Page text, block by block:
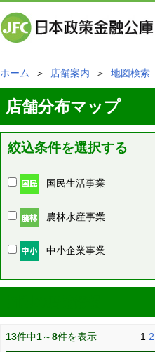
ホーム ＞ 店舗案内 ＞ 地図検索
店舗分布マップ
絞込条件を選択する
国民生活事業
農林水産事業
中小企業事業
13件中1～8件を表示 1 2